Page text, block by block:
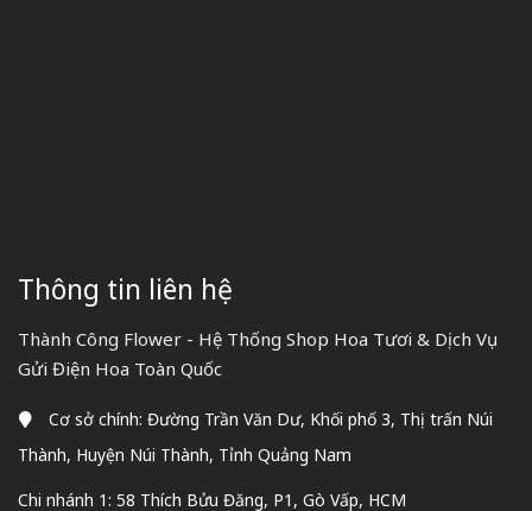
Thông tin liên hệ
Thành Công Flower - Hệ Thống Shop Hoa Tươi & Dịch Vụ
Gửi Điện Hoa Toàn Quốc
Cơ sở chính: Đường Trần Văn Dư, Khối phố 3, Thị trấn Núi
Thành, Huyện Núi Thành, Tỉnh Quảng Nam
Chi nhánh 1: 58 Thích Bửu Đăng, P1, Gò Vấp, HCM